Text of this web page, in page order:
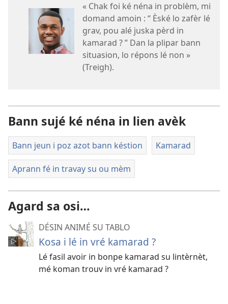
« Chak foi ké néna in problèm, mi
domand amoin : “ Èské lo zafèr lé
grav, pou alé juska pèrd in
kamarad ? ” Dan la plipar bann
situasion, lo répons lé non »
(Treigh).
Bann sujé ké néna in lien avèk
Bann jeun i poz azot bann késtion Kamarad
Aprann fé in travay su ou mèm
Agard sa osi…
DÉSIN ANIMÉ SU TABLO
Kosa i lé in vré kamarad ?
Lé fasil avoir in bonpe kamarad su lintèrnèt,
mé koman trouv in vré kamarad ?